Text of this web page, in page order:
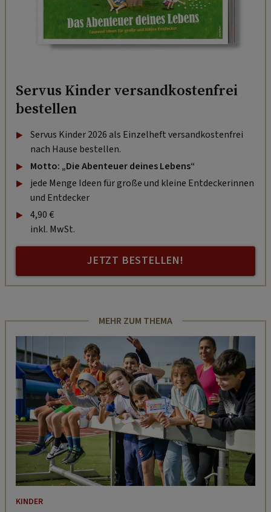
Servus Kinder versandkostenfrei
bestellen
Servus Kinder 2026 als Einzelheft versandkostenfrei
nach Hause bestellen.
Motto: „Die Abenteuer deines Lebens“
jede Menge Ideen für große und kleine Entdeckerinnen
und Entdecker
4,90 €
inkl. MwSt.
JETZT BESTELLEN!
MEHR ZUM THEMA
KINDER